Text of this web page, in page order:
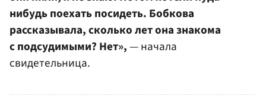
нибудь поехать посидеть. Бобкова
рассказывала, сколько лет она знакома
с подсудимыми? Нет»,— начала
свидетельница.